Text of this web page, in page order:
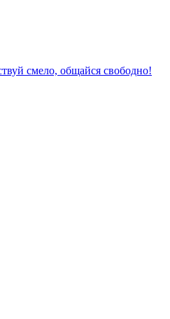
смело, общайся свободно!